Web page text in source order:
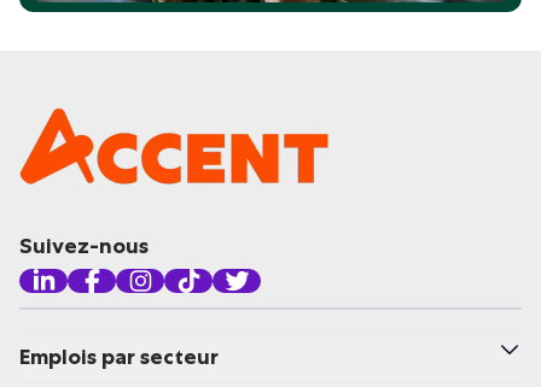
Suivez-nous
Emplois par secteur